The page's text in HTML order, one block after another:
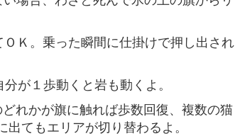
Ｋ。乗った瞬間に仕掛けで押し出され
が１歩動くと岩も動くよ。
れかが旗に触れば歩数回復、複数の猫
てもエリアが切り替わるよ。